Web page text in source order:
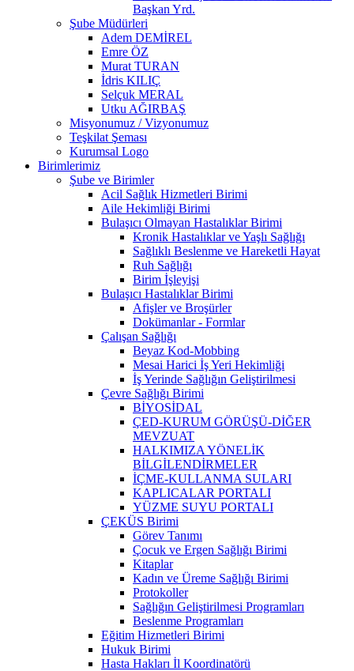
Başkan Yrd.
Şube Müdürleri
Adem DEMİREL
Emre ÖZ
Murat TURAN
İdris KILIÇ
Selçuk MERAL
Utku AĞIRBAŞ
Misyonumuz / Vizyonumuz
Teşkilat Şeması
Kurumsal Logo
Birimlerimiz
Şube ve Birimler
Acil Sağlık Hizmetleri Birimi
Aile Hekimliği Birimi
Bulaşıcı Olmayan Hastalıklar Birimi
Kronik Hastalıklar ve Yaşlı Sağlığı
Sağlıklı Beslenme ve Hareketli Hayat
Ruh Sağlığı
Birim İşleyişi
Bulaşıcı Hastalıklar Birimi
Afişler ve Broşürler
Dokümanlar - Formlar
Çalışan Sağlığı
Beyaz Kod-Mobbing
Mesai Harici İş Yeri Hekimliği
İş Yerinde Sağlığın Geliştirilmesi
Çevre Sağlığı Birimi
BİYOSİDAL
ÇED-KURUM GÖRÜŞÜ-DİĞER
MEVZUAT
HALKIMIZA YÖNELİK
BİLGİLENDİRMELER
İÇME-KULLANMA SULARI
KAPLICALAR PORTALI
YÜZME SUYU PORTALI
ÇEKÜS Birimi
Görev Tanımı
Çocuk ve Ergen Sağlığı Birimi
Kitaplar
Kadın ve Üreme Sağlığı Birimi
Protokoller
Sağlığın Geliştirilmesi Programları
Beslenme Programları
Eğitim Hizmetleri Birimi
Hukuk Birimi
Hasta Hakları İl Koordinatörü